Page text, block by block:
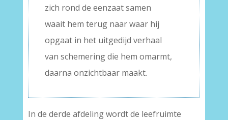
zich rond de eenzaat samen
waait hem terug naar waar hij
opgaat in het uitgedijd verhaal
van schemering die hem omarmt,
daarna onzichtbaar maakt.
In de derde afdeling wordt de leefruimte